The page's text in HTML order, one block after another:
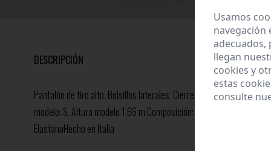
DESCRIPCIÓN
Pantalón de tiro alto. Bolsillos laterales. Cierre frontal con
modelo: S. Altura modelo 1,66 m.Composición: 74% Poliester 22%
ElastanoHecho en Italia
Usamos
navegación
adecuados,
llegan
cookies y
estas
consulte